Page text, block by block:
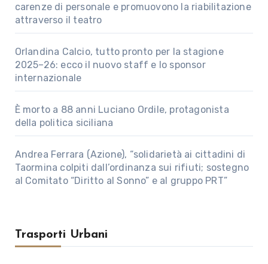
carenze di personale e promuovono la riabilitazione
attraverso il teatro
Orlandina Calcio, tutto pronto per la stagione
2025–26: ecco il nuovo staff e lo sponsor
internazionale
È morto a 88 anni Luciano Ordile, protagonista
della politica siciliana
Andrea Ferrara (Azione), “solidarietà ai cittadini di
Taormina colpiti dall’ordinanza sui rifiuti; sostegno
al Comitato “Diritto al Sonno” e al gruppo PRT”
Trasporti Urbani